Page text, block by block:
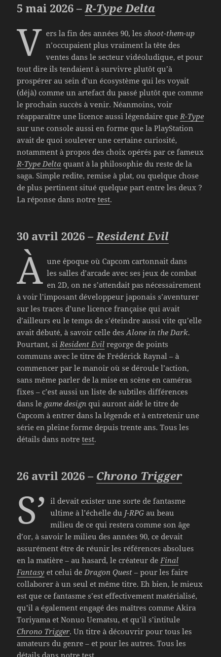
5 mai 2026 –R-Type Delta
V ers la fin des années 90, les shoot-them-up
n’occupaient plus vraiment la tête des
ventes dans le secteur vidéoludique, et pour
tout dire ils tendaient à survivre plutôt qu’à
prospérer au sein d’un écosystème qui les voyait
(déjà) comme un artefact du passé plutôt que comme
le prochain succès à venir. Néanmoins, voir
réapparaître une licence aussi légendaire queR-Type
sur une console aussi en forme que la PlayStation
avait de quoi soulever une certaine curiosité,
notamment à propos des choix opérés par ce fameux
R-Type Delta quant à la philosophie du reste de la
saga. Simple redite, remise à plat, ou quelque chose
de plus pertinent situé quelque part entre les deux ?
La réponse dans notretest.
30 avril 2026 –Resident Evil
À une époque où Capcom cartonnait dans
les salles d’arcade avec ses jeux de combat
en 2D, on ne s’attendait pas nécessairement
à voir l’imposant développeur japonais s’aventurer
sur les traces d’une licence française qui avait
d’ailleurs eu le temps de s’éteindre aussi vite qu’elle
avait débuté, à savoir celle desAlone in the Dark.
Pourtant, siResident Evil regorge de points
communs avec le titre de Frédérick Raynal – à
commencer par le manoir où se déroule l’action,
sans même parler de la mise en scène en caméras
fixes – c’est aussi un liste de subtiles différences
dans le game design qui auront aidé le titre de
Capcom à entrer dans la légende et à entretenir une
série en pleine forme depuis trente ans. Tous les
détails dans notretest.
26 avril 2026 – Chrono Trigger
S’ il devait exister une sorte de fantasme
ultime à l’échelle du J-RPGau beau
milieu de ce qui restera comme son âge
d’or, à savoir le milieu des années 90, ce devait
assurément être de réunir les références absolues
en la matière – au hasard, le créateur deFinal
Fantasy et celui deDragon Quest – pour les faire
collaborer à un seul et même titre. Eh bien, le mieux
est que ce fantasme s’est effectivement matérialisé,
qu’il a également engagé des maîtres comme Akira
Toriyama et Nonuo Uematsu, et qu’il s’intitule
Chrono Trigger. Un titre à découvrir pour tous les
amateurs du genre – et pour les autres. Tous les